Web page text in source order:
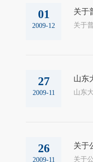
01
2009-12
关于
27
2009-11
山东
26
2009-11
关于